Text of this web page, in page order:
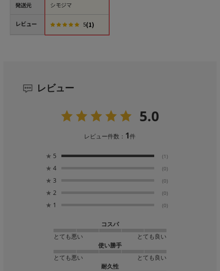
発送元
レビュー
シモジマ
5(1)
レビュー
5.0
レビュー件数： 1件
★ 5 (1)
★ 4 (0)
★ 3 (0)
★ 2 (0)
★ 1 (0)
コスパ
とても悪い
とても良い
使い勝手
とても悪い
とても良い
耐久性